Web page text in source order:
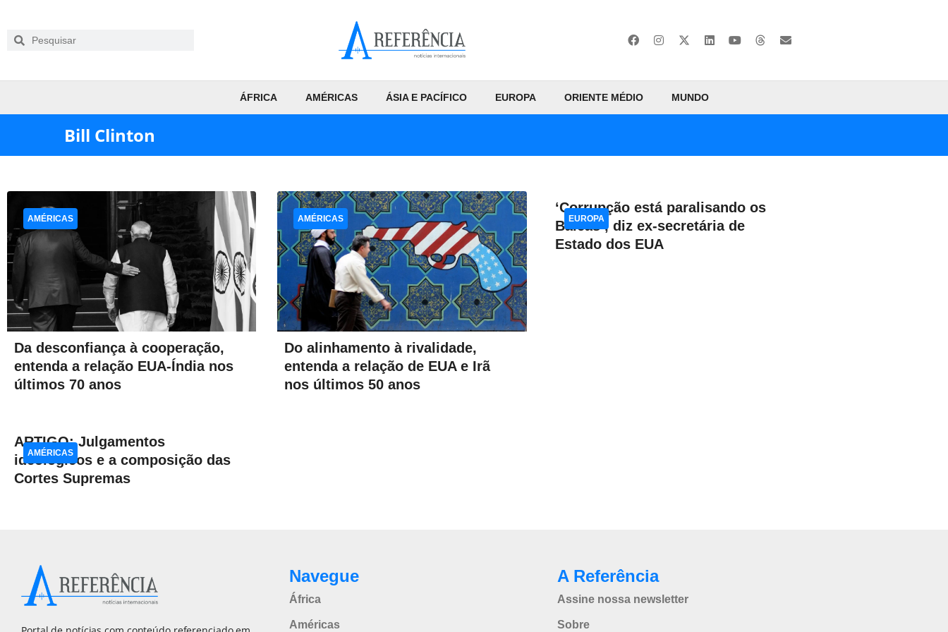
ÁFRICA AMÉRICAS ÁSIA E PACÍFICO EUROPA ORIENTE MÉDIO MUNDO
Bill Clinton
Da desconfiança à cooperação,
entenda a relação EUA-Índia nos
últimos 70 anos
AMÉRICAS
Do alinhamento à rivalidade,
entenda a relação de EUA e Irã
nos últimos 50 anos
AMÉRICAS
‘Corrupção está paralisando os
Bálcãs’, diz ex-secretária de
Estado dos EUA
EUROPA
ARTIGO: Julgamentos
ideológicos e a composição das
Cortes Supremas
AMÉRICAS
Navegue
África
Américas
A Referência
Assine nossa newsletter
Sobre